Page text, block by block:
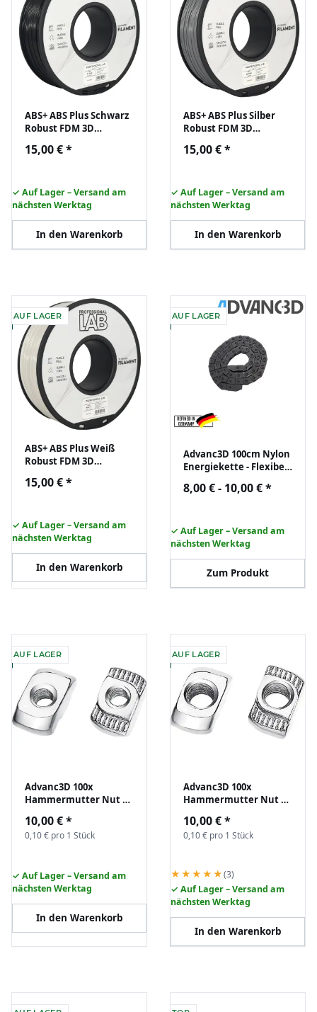
ABS+ ABS Plus Schwarz
Robust FDM 3D
1,75mm 1kg Prof. Lab
15,00 €*
✓ Auf Lager – Versand am
nächsten Werktag
In den Warenkorb
ABS+ ABS Plus Silber
Robust FDM 3D
1,75mm 1kg Prof. Lab
15,00 €*
✓ Auf Lager – Versand am
nächsten Werktag
In den Warenkorb
AUF LAGER
ABS+ ABS Plus Weiß
Robust FDM 3D
1,75mm 1kg Prof. Lab
15,00 €*
✓ Auf Lager – Versand am
nächsten Werktag
In den Warenkorb
AUF LAGER
Advanc3D 100cm Nylon
Energiekette - Flexibel,
Robust
8,00 € - 10,00 €*
✓ Auf Lager – Versand am
nächsten Werktag
Zum Produkt
AUF LAGER
Advanc3D 100x
Hammermutter Nut 6
Aluprofil Nutenstein
10,00 €*
0,10 € pro 1 Stück
✓ Auf Lager – Versand am
nächsten Werktag
In den Warenkorb
AUF LAGER
Advanc3D 100x
Hammermutter Nut 6
Aluprofil Nutenstein
10,00 €*
0,10 € pro 1 Stück
★★★★★(3)
✓ Auf Lager – Versand am
nächsten Werktag
In den Warenkorb